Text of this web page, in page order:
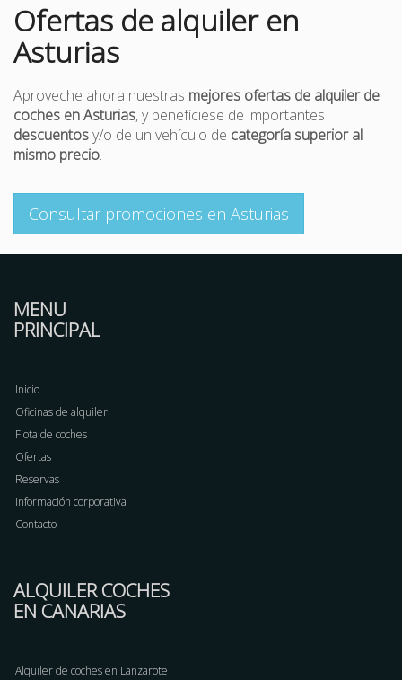
Ofertas de alquiler en
Asturias
Aproveche ahora nuestras mejores ofertas de alquiler de
coches en Asturias, y benefíciese de importantes
descuentosy/o de un vehículo de categoría superior al
mismo precio.
Consultar promociones en Asturias
MENU
PRINCIPAL
Inicio
Oficinas de alquiler
Flota de coches
Ofertas
Reservas
Información corporativa
Contacto
ALQUILER COCHES
EN CANARIAS
Alquiler de coches en Lanzarote